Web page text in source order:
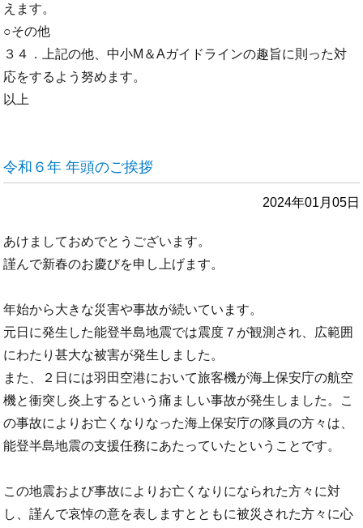
えます。
○その他
３４．上記の他、中小M＆Aガイドラインの趣旨に則った対
応をするよう努めます。
以上
令和６年 年頭のご挨拶
2024年01月05日
あけましておめでとうございます。
謹んで新春のお慶びを申し上げます。
年始から大きな災害や事故が続いています。
元日に発生した能登半島地震では震度７が観測され、広範囲
にわたり甚大な被害が発生しました。
また、２日には羽田空港において旅客機が海上保安庁の航空
機と衝突し炎上するという痛ましい事故が発生しました。こ
の事故によりお亡くなりなった海上保安庁の隊員の方々は、
能登半島地震の支援任務にあたっていたということです。
この地震および事故によりお亡くなりになられた方々に対
し、謹んで哀悼の意を表しますとともに被災された方々に心